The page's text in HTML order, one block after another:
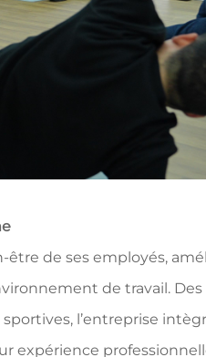
de ses employés,
de travail. Des
l’entreprise
expérience